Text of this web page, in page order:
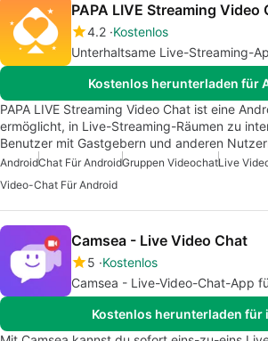
PAPA LIVE Streaming Video
4.2 Kostenlos
Unterhaltsame Live-Streaming-
Kostenlos herunterladen für
PAPA LIVE Streaming Video Chat ist eine
ermöglicht, in Live-Streaming-Räumen zu
Benutzer mit Gastgebern und anderen
AndroidChat Für AndroidGruppen VideochatLive
Video-Chat Für Android
Camsea - Live Video Chat
5 Kostenlos
Camsea - Live-Video-Chat-App
Kostenlos herunterladen für